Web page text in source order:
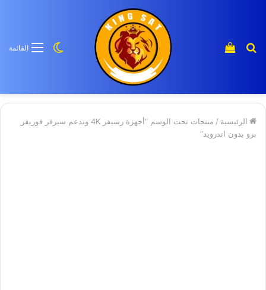
القائمة الوضع
بحث
الرئيسية /
منتجات تحت الوسم “أجهزة رسيفر 4K وتدعم سيرفر فوريفر
برو بدون اندرويد”